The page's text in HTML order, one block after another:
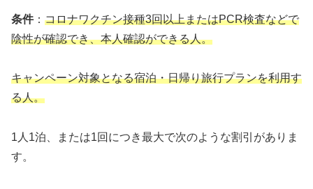
条件： コロナワクチン接種3回以上またはPCR検査などで
陰性が確認でき、本人確認ができる人。
キャンペーン対象となる宿泊・日帰り旅行プランを利用す
る人。
1人1泊、または1回につき最大で次のような割引がありま
す。